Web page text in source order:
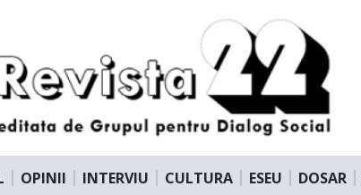
OPINII INTERVIU CULTURA ESEU DOSAR